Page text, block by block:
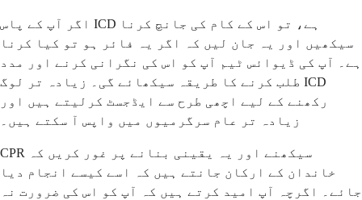
اگر آپ کے پاس ICD ہے، تو اس کے کام کی جانچ کرنا
سیکھیں اور یہ جان لیں کہ اگر یہ فائر ہو تو کیا کرنا
ہے۔ آپ کی ڈیوائس ٹیم آپ کو اس کی نگرانی کرنے اور مدد
طلب کرنے کا طریقہ سیکھائے گی۔ زیادہ تر لوگ ICD
رکھنے کے لیے اچھی طرح سے ایڈجسٹ کرلیتے ہیں اور
زیادہ تر عام سرگرمیوں میں واپس آ سکتے ہیں۔
CPR سیکھنے اور یہ یقینی بنانے پر غور کریں کہ
خاندان کے ارکان جانتے ہیں کہ اسے کیسے انجام دیا
جائے۔ اگرچہ آپ امید کرتے ہیں کہ آپ کو اس کی ضرورت نہ